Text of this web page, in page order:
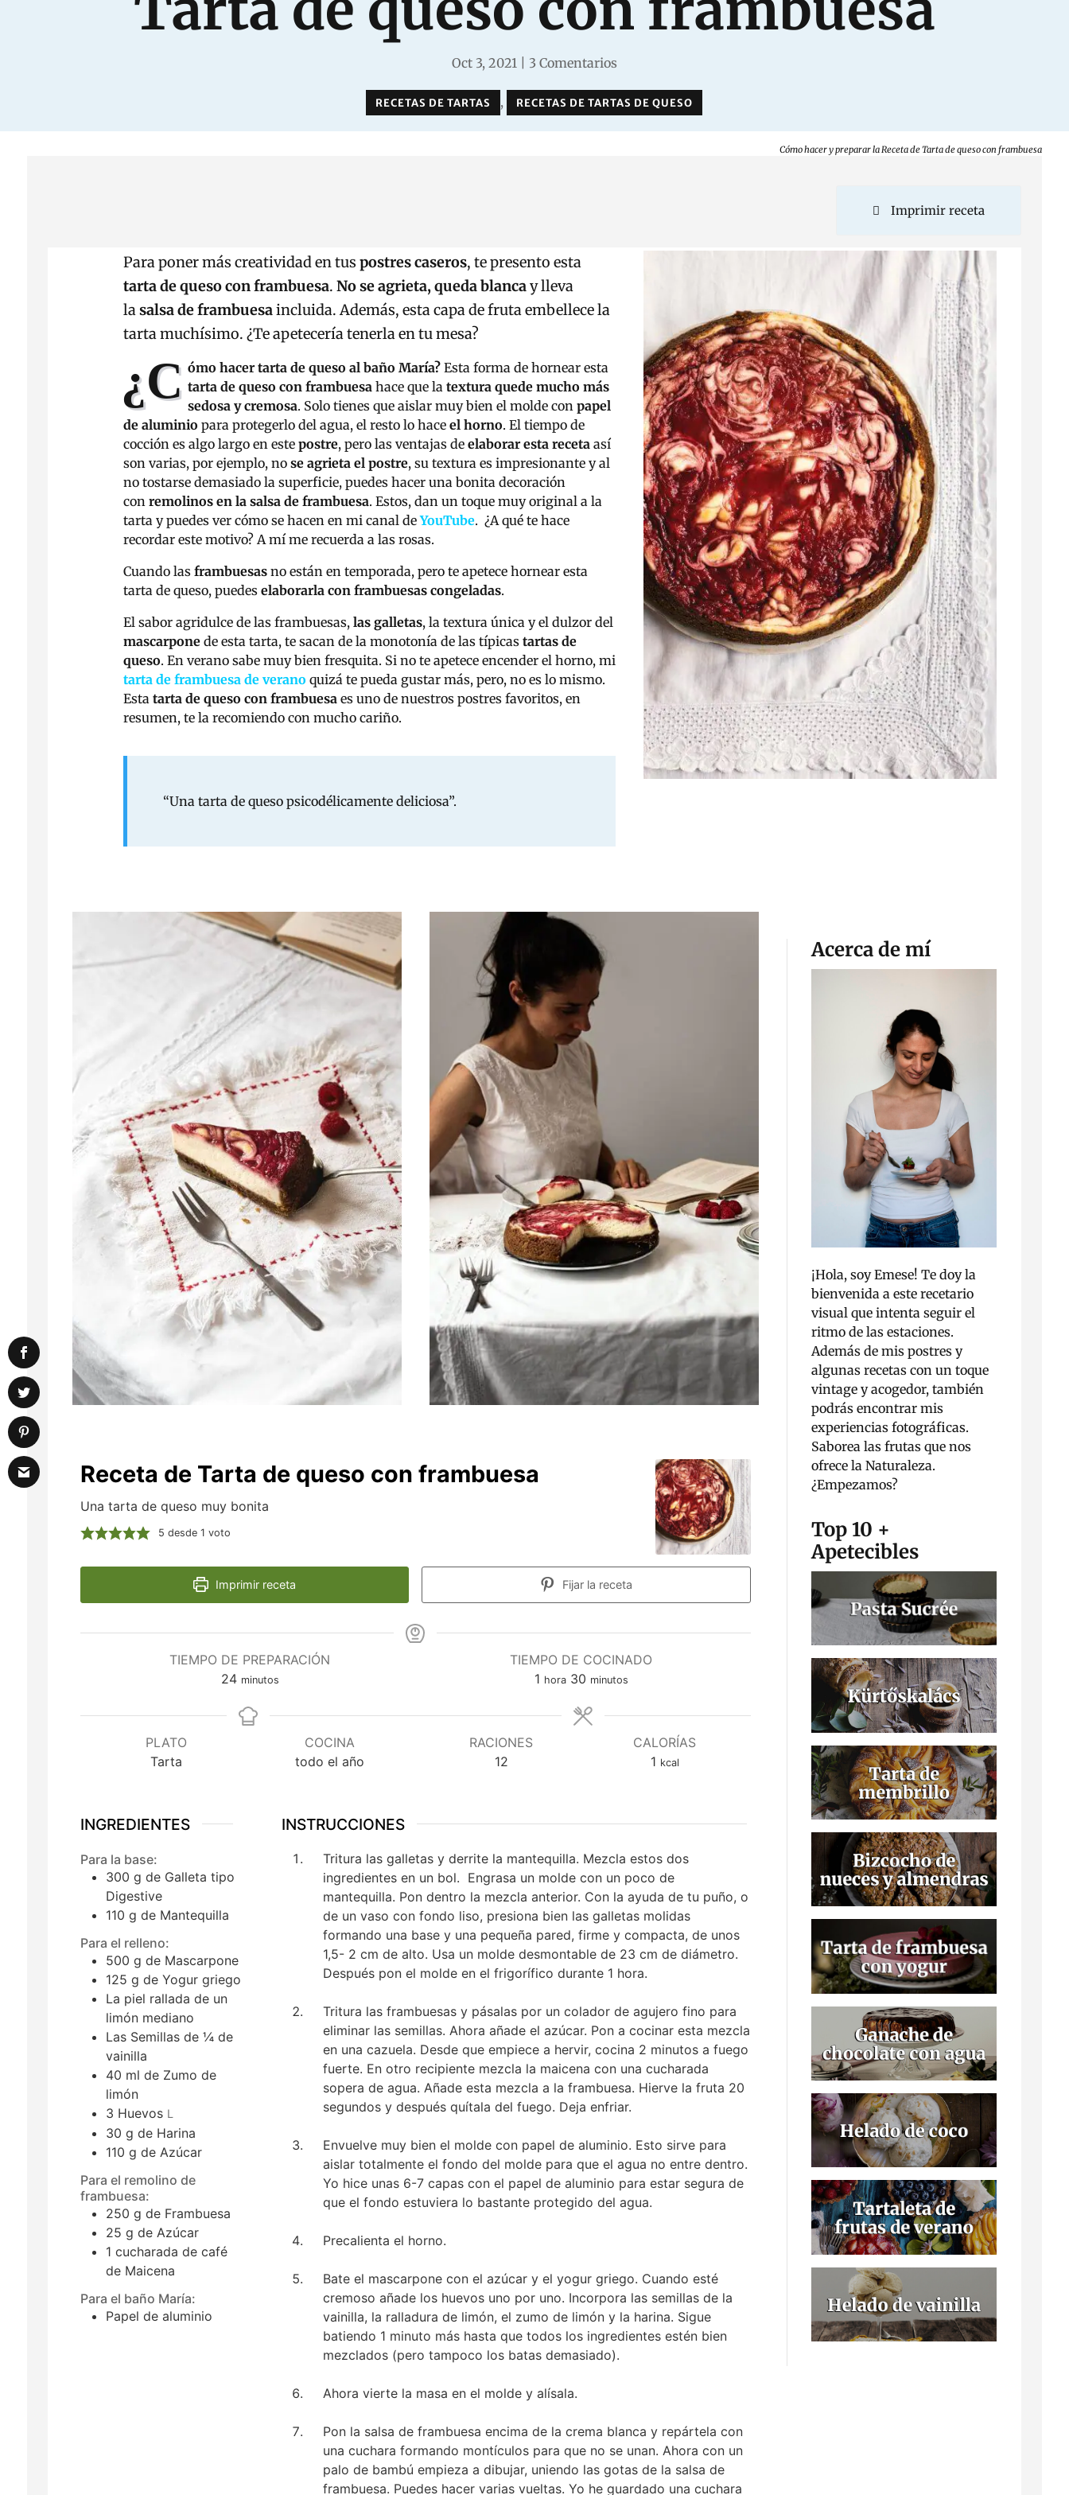
Oct 3, 2021 3 Comentarios
RECETAS DE TARTAS , RECETAS DE TARTAS DE QUESO
Cómo hacer y preparar la Receta de Tarta de queso con frambuesa
Imprimir receta
Para poner más creatividad en tuspostres caseros, te presento esta
tarta de queso con frambuesa.No se agrieta, queda blanca y lleva
lasalsa de frambuesa incluida. Además, esta capa de fruta embellece la
tarta muchísimo. ¿Te apetecería tenerla en tu mesa?
¿C ómo hacer tarta de queso al baño María? Esta forma de hornear esta
tarta de queso con frambuesa hace que latextura quede mucho más
sedosa y cremosa. Solo tienes que aislar muy bien el molde conpapel
de aluminio para protegerlo del agua, el resto lo haceel horno. El tiempo de
cocción es algo largo en este postre, pero las ventajas deelaborar esta recetaasí
son varias, por ejemplo, nose agrieta el postre, su textura es impresionante y al
no tostarse demasiado la superficie, puedes hacer una bonita decoración
conremolinos en la salsa de frambuesa. Estos, dan un toque muy original a la
tarta y puedes ver cómo se hacen en mi canal deYouTube. ¿A qué te hace
recordar este motivo? A mí me recuerda a las rosas.
Cuando lasframbuesas no están en temporada, pero te apetece hornear esta
tarta de queso, puedeselaborarla con frambuesas congeladas.
El sabor agridulce de las frambuesas,las galletas, la textura única y el dulzor del
mascarpone de esta tarta, te sacan de la monotonía de las típicastartas de
queso. En verano sabe muy bien fresquita. Si no te apetece encender el horno, mi
tarta de frambuesa de verano quizá te pueda gustar más, pero, no es lo mismo.
Estatarta de queso con frambuesa es uno de nuestros postres favoritos, en
resumen, te la recomiendo con mucho cariño.
“Una tarta de queso psicodélicamente deliciosa”.
Receta de Tarta de queso con frambuesa
Una tarta de queso muy bonita
5 desde 1 voto
Imprimir receta Fijar la receta
TIEMPO DE PREPARACIÓN
24minutos
minutos
TIEMPO DE COCINADO
1hora
hora 30minutos
minutos
PLATO
Tarta
COCINA
todo el año
RACIONES
12
CALORÍAS
1 kcal
INGREDIENTES
Para la base:
300 g de Galleta tipo
Digestive
110 g de Mantequilla
Para el relleno:
500 g de Mascarpone
125 g de Yogur griego
La piel rallada de un
limón mediano
Las Semillas de ¼ de
vainilla
40 ml de Zumo de
limón
3 Huevos L
30 g de Harina
110 g de Azúcar
Para el remolino de
frambuesa:
250 g de Frambuesa
25 g de Azúcar
1 cucharada de café
de Maicena
Para el baño María:
Papel de aluminio
INSTRUCCIONES
Tritura las galletas y derrite la mantequilla. Mezcla estos dos
ingredientes en un bol. Engrasa un molde con un poco de
mantequilla. Pon dentro la mezcla anterior. Con la ayuda de tu puño, o
de un vaso con fondo liso, presiona bien las galletas molidas
formando una base y una pequeña pared, firme y compacta, de unos
1,5- 2 cm de alto. Usa un molde desmontable de 23 cm de diámetro.
Después pon el molde en el frigorífico durante 1 hora.
Tritura las frambuesas y pásalas por un colador de agujero fino para
eliminar las semillas. Ahora añade el azúcar. Pon a cocinar esta mezcla
en una cazuela. Desde que empiece a hervir, cocina 2 minutos a fuego
fuerte. En otro recipiente mezcla la maicena con una cucharada
sopera de agua. Añade esta mezcla a la frambuesa. Hierve la fruta 20
segundos y después quítala del fuego. Deja enfriar.
Envuelve muy bien el molde con papel de aluminio. Esto sirve para
aislar totalmente el fondo del molde para que el agua no entre dentro.
Yo hice unas 6-7 capas con el papel de aluminio para estar segura de
que el fondo estuviera lo bastante protegido del agua.
Precalienta el horno.
Bate el mascarpone con el azúcar y el yogur griego. Cuando esté
cremoso añade los huevos uno por uno. Incorpora las semillas de la
vainilla, la ralladura de limón, el zumo de limón y la harina. Sigue
batiendo 1 minuto más hasta que todos los ingredientes estén bien
mezclados (pero tampoco los batas demasiado).
Ahora vierte la masa en el molde y alísala.
Pon la salsa de frambuesa encima de la crema blanca y repártela con
una cuchara formando montículos para que no se unan. Ahora con un
palo de bambú empieza a dibujar, uniendo las gotas de la salsa de
frambuesa. Puedes hacer varias vueltas. Yo he guardado una cuchara
Acerca de mí
¡Hola, soy Emese! Te doy la
bienvenida a este recetario
visual que intenta seguir el
ritmo de las estaciones.
Además de mis postres y
algunas recetas con un toque
vintage y acogedor, también
podrás encontrar mis
experiencias fotográficas.
Saborea las frutas que nos
ofrece la Naturaleza.
¿Empezamos?
Top 10 +
Apetecibles